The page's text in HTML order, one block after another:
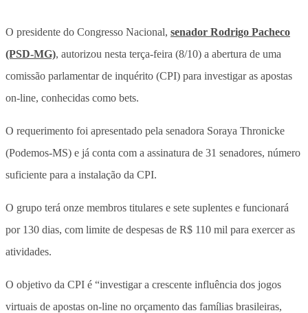
O presidente do Congresso Nacional, senador Rodrigo Pacheco
(PSD-MG), autorizou nesta terça-feira (8/10) a abertura de uma
comissão parlamentar de inquérito (CPI) para investigar as apostas
on-line, conhecidas como bets.
O requerimento foi apresentado pela senadora Soraya Thronicke
(Podemos-MS) e já conta com a assinatura de 31 senadores, número
suficiente para a instalação da CPI.
O grupo terá onze membros titulares e sete suplentes e funcionará
por 130 dias, com limite de despesas de R$ 110 mil para exercer as
atividades.
O objetivo da CPI é “investigar a crescente influência dos jogos
virtuais de apostas on-line no orçamento das famílias brasileiras,